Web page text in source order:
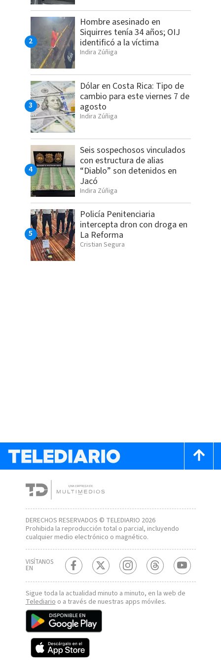
Hombre asesinado en
Siquirres tenía 34 años; OIJ
identificó a la víctima
Indira Zúñiga
Dólar en Costa Rica: Tipo de
cambio para este viernes 7 de
agosto
Indira Zúñiga
Seis sospechosos vinculados
con estructura de alias
“Diablo” son detenidos en
Jacó
Indira Zúñiga
Policía Penitenciaria
intercepta dron con droga en
La Reforma
Cristian Segura
DERECHOS RESERVADOS © TELEDIARIO 2026
Prohibida la reproducción total o parcial, incluyendo
cualquier medio electrónico o magnético.
VISÍTANOS
EN
Sigue toda la actualidad minuto a minuto, en la web de
Telediario o a través de nuestras apps móviles.